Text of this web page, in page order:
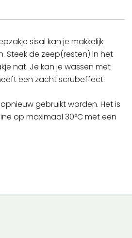
sisal kan je makkelijk
Steek de zeep(resten) in het
nat. Je kan je wassen met
een zacht scrubeffect.
gebruikt worden. Het is
op maximaal 30°C met een